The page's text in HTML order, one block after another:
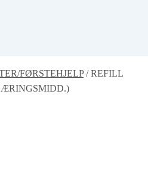
FØRSTEHJELP/REFILL